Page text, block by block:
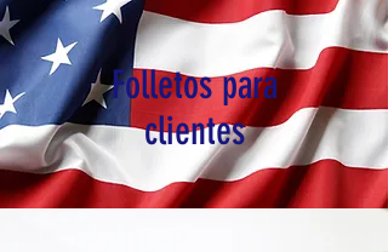
Folletos para
clientes